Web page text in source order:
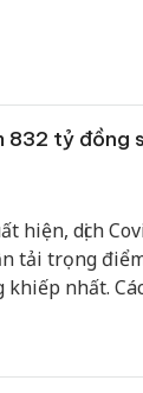
832 tỷ đồng
hiện, dịch
tải trọng
nhất.